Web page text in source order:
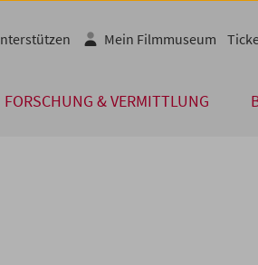
FORSCHUNG & VERMITTLUNG
Mein Filmmuseum